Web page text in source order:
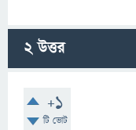
2উত্তর
+1
টি ভোট